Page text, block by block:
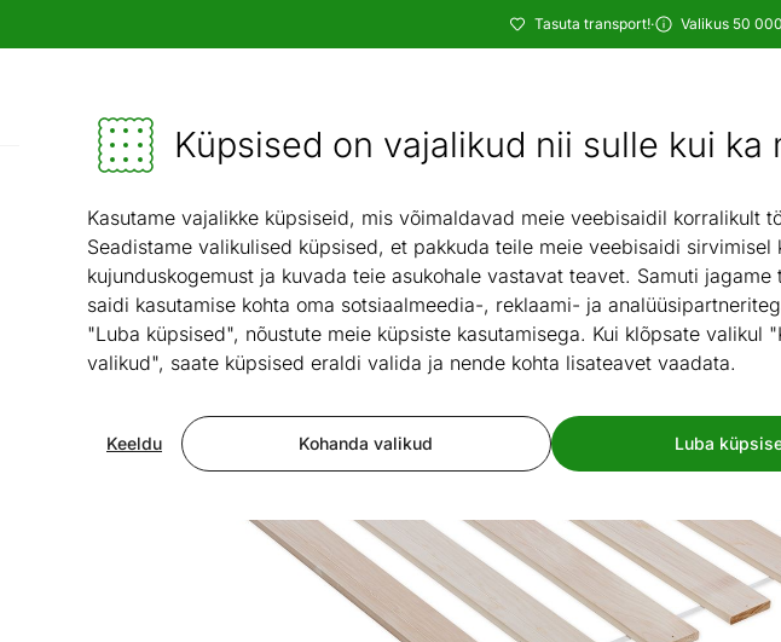
Küpsised on vajalikud nii sulle kui ka
Kasutame vajalikke küpsiseid, mis võimaldavad meie veebisaidil korralikult
Seadistame valikulised küpsised, et pakkuda teile meie veebisaidi sirvimisel
kujunduskogemust ja kuvada teie asukohale vastavat teavet. Samuti jagame
saidi kasutamise kohta oma sotsiaalmeedia-, reklaami- ja
"Luba küpsised", nõustute meie küpsiste kasutamisega. Kui klõpsate valikul
valikud", saate küpsised eraldi valida ja nende kohta lisateavet vaadata.
Kohanda valikud Luba
Keeldu
Tasuta transport!· Valikus 50
Mööbel ja sisustus - ON24